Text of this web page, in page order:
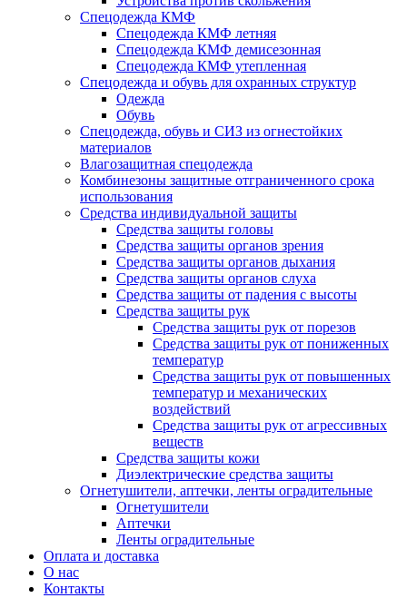
Спецодежда КМФ
Спецодежда КМФ летняя
Спецодежда КМФ демисезонная
Спецодежда КМФ утепленная
Спецодежда и обувь для охранных структур
Одежда
Обувь
Спецодежда, обувь и СИЗ из огнестойких
материалов
Влагозащитная спецодежда
Комбинезоны защитные отграниченного срока
использования
Средства индивидуальной защиты
Средства защиты головы
Средства защиты органов зрения
Средства защиты органов дыхания
Средства защиты органов слуха
Средства защиты от падения с высоты
Средства защиты рук
Средства защиты рук от порезов
Средства защиты рук от пониженных
температур
Средства защиты рук от повышенных
температур и механических
воздействий
Средства защиты рук от агрессивных
веществ
Средства защиты кожи
Диэлектрические средства защиты
Огнетушители, аптечки, ленты оградительные
Огнетушители
Аптечки
Ленты оградительные
Оплата и доставка
О нас
Контакты